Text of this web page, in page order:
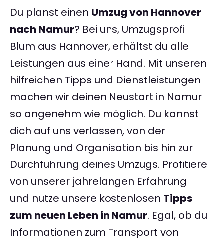
Du planst einen Umzug von Hannover
nach Namur? Bei uns, Umzugsprofi
Blum aus Hannover, erhältst du alle
Leistungen aus einer Hand. Mit unseren
hilfreichen Tipps und Dienstleistungen
machen wir deinen Neustart in Namur
so angenehm wie möglich. Du kannst
dich auf uns verlassen, von der
Planung und Organisation bis hin zur
Durchführung deines Umzugs. Profitiere
von unserer jahrelangen Erfahrung
und nutze unsere kostenlosen Tipps
zum neuen Leben in Namur. Egal, ob du
Informationen zum Transport von